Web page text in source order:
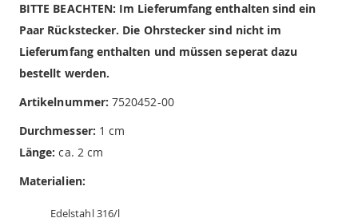
BITTE BEACHTEN: Im Lieferumfang enthalten sind ein
Paar Rückstecker. Die Ohrstecker sind nicht im
Lieferumfang enthalten und müssen seperat dazu
bestellt werden.
Artikelnummer:7520452-00
Durchmesser: 1 cm
Länge: ca. 2 cm
Materialien:
Edelstahl 316/l